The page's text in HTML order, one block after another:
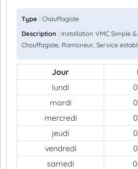
Type : Chauffagiste
Description : Installation VMC Simple &
Chauffagiste, Ramoneur, Service
Jour
lundi
mardi
mercredi
jeudi
vendredi
samedi